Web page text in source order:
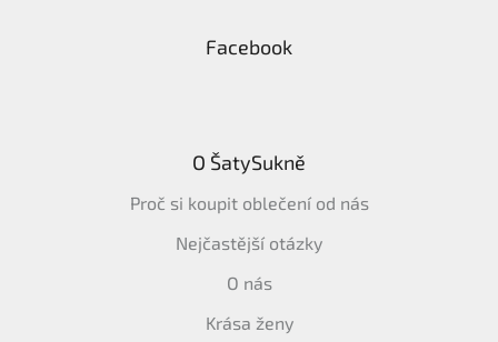
Facebook
O ŠatySukně
Proč si koupit oblečení od nás
Nejčastější otázky
O nás
Krása ženy